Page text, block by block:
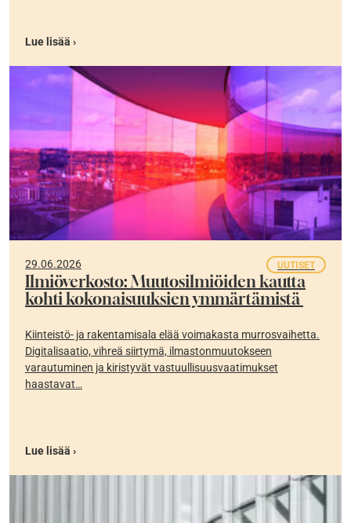
Lue lisää ›
29.06.2026 UUTISET
Ilmiöverkosto: Muutosilmiöiden kautta
kohti kokonaisuuksien ymmärtämistä
Kiinteistö- ja rakentamisala elää voimakasta murrosvaihetta.
Digitalisaatio, vihreä siirtymä, ilmastonmuutokseen
varautuminen ja kiristyvät vastuullisuusvaatimukset
haastavat…
Lue lisää ›